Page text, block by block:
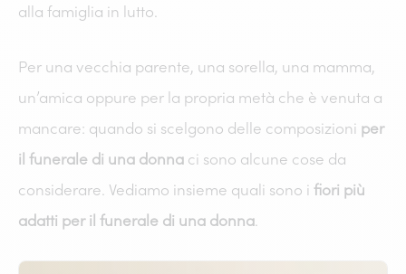
alla famiglia in lutto.
Per una vecchia parente, una sorella, una mamma,
un’amica oppure per la propria metà che è venuta a
mancare: quando si scelgono delle composizioni per
il funerale di una donna ci sono alcune cose da
considerare. Vediamo insieme quali sono i fiori più
adatti per il funerale di una donna.